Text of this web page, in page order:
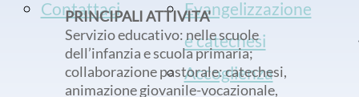
Contattaci
Evangelizzazione
e catechesi
Accoglienza
PRINCIPALI ATTIVITA'
Servizio educativo: nelle scuole
dell’infanzia e scuola primaria;
collaborazione pastorale: catechesi,
animazione giovanile-vocazionale,